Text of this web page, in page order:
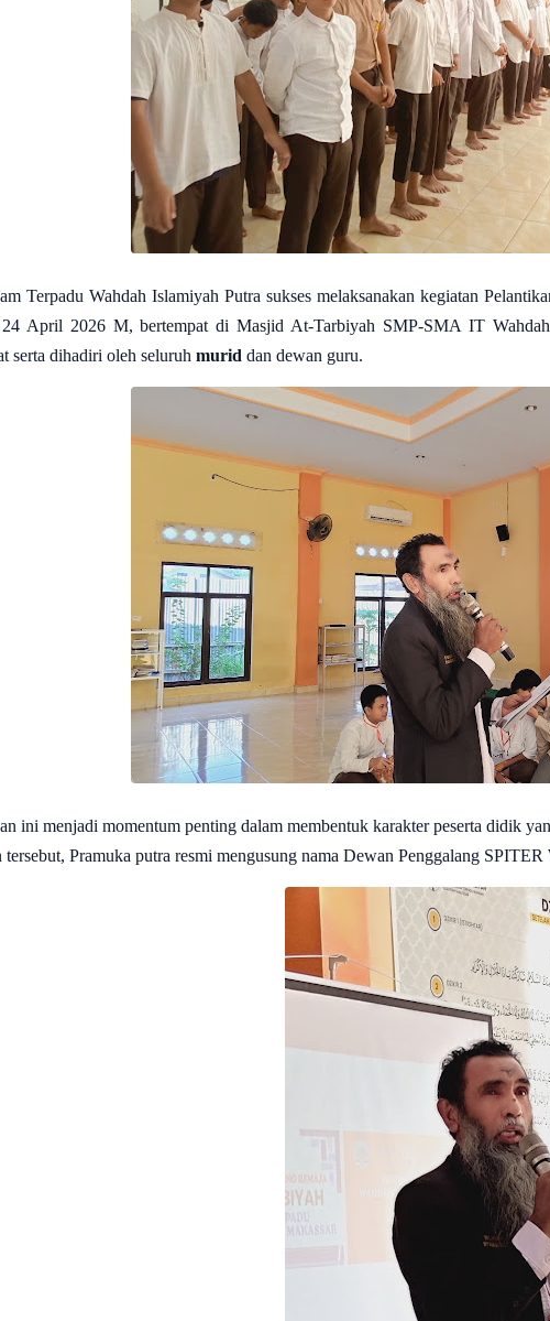
Terpadu Wahdah Islamiyah Putra sukses melaksanakan kegiatan
24 April 2026 M, bertempat di Masjid At-Tarbiyah SMP-SMA IT
serta dihadiri oleh seluruh murid dan dewan guru.
ini menjadi momentum penting dalam membentuk karakter peserta didik
tersebut, Pramuka putra resmi mengusung nama Dewan Penggalang